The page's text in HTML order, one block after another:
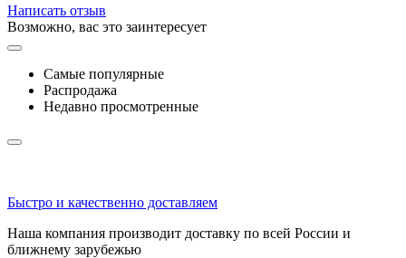
Написать отзыв
Возможно, вас это заинтересует
Самые популярные
Распродажа
Недавно просмотренные
Быстро и качественно доставляем
Наша компания производит доставку по всей России и
ближнему зарубежью